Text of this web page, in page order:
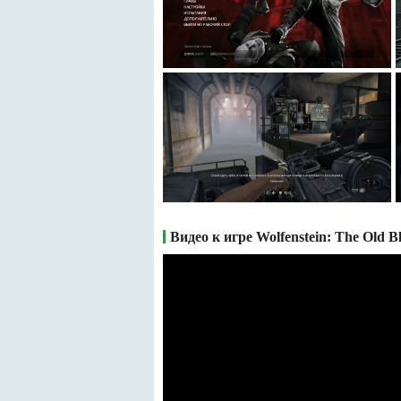
Видео к игре Wolfenstein: The Old